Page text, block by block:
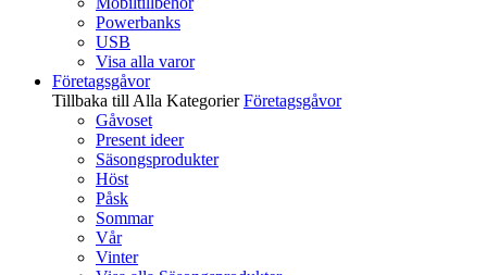
Powerbanks
USB
Visa alla varor
Företagsgåvor
Tillbaka till Alla Kategorier Företagsgåvor
Gåvoset
Present ideer
Säsongsprodukter
Höst
Påsk
Sommar
Vår
Vinter